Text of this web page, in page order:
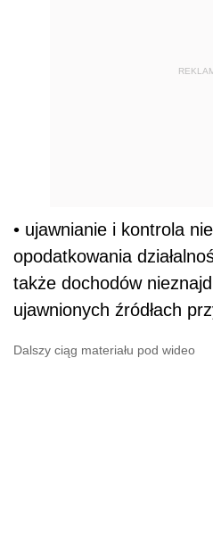
• ujawnianie i kontrola
opodatkowania
także dochodów
ujawnionych źródłach
Dalszy ciąg materiału pod wideo